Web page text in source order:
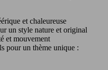
et chaleureuse
un style nature et original
et mouvement
pour un thème unique :